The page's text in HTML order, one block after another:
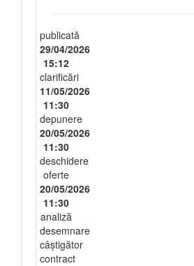
publicată
29/04/2026
15:12
clarificări
11/05/2026
11:30
depunere
20/05/2026
11:30
deschidere
oferte
20/05/2026
11:30
analiză
desemnare
câștigător
contract